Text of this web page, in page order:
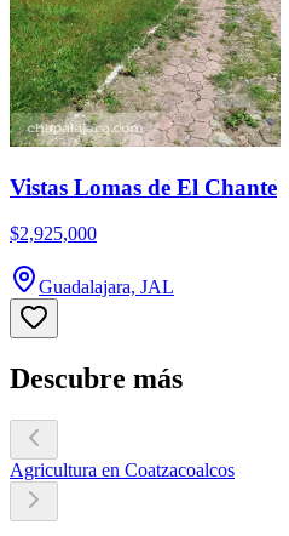
Vistas Lomas de El Chante
$2,925,000
Guadalajara, JAL
Descubre más
Agricultura en Coatzacoalcos